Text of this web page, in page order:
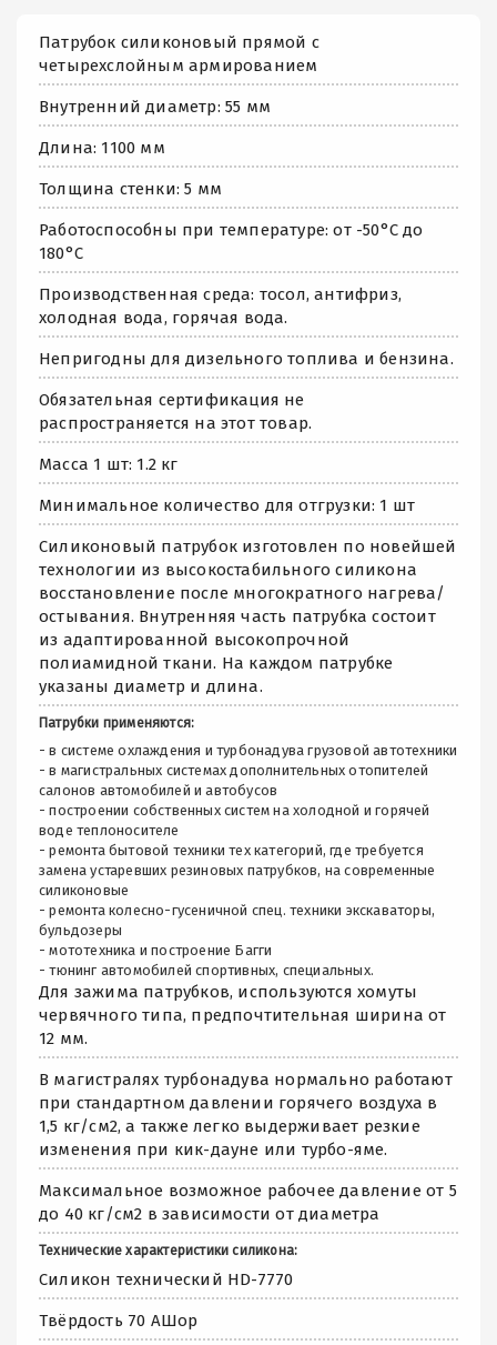
Патрубок силиконовый прямой с
четырехслойным армированием
Внутренний диаметр: 55 мм
Длина: 1100 мм
Толщина стенки: 5 мм
Работоспособны при температуре: от -50°С до
180°С
Производственная среда: тосол, антифриз,
холодная вода, горячая вода.
Непригодны для дизельного топлива и бензина.
Обязательная сертификация не
распространяется на этот товар.
Масса 1 шт: 1.2 кг
Минимальное количество для отгрузки: 1 шт
Силиконовый патрубок изготовлен по новейшей
технологии из высокостабильного силикона
восстановление после многократного нагрева/
остывания. Внутренняя часть патрубка состоит
из адаптированной высокопрочной
полиамидной ткани. На каждом патрубке
указаны диаметр и длина.
Патрубки применяются:
- в системе охлаждения и турбонадува грузовой автотехники
- в магистральных системах дополнительных отопителей
салонов автомобилей и автобусов
- построении собственных систем на холодной и горячей
воде теплоносителе
- ремонта бытовой техники тех категорий, где требуется
замена устаревших резиновых патрубков, на современные
силиконовые
- ремонта колесно-гусеничной спец. техники экскаваторы,
бульдозеры
- мототехника и построение Багги
- тюнинг автомобилей спортивных, специальных.
Для зажима патрубков, используются хомуты
червячного типа, предпочтительная ширина от
12 мм.
В магистралях турбонадува нормально работают
при стандартном давлении горячего воздуха в
1,5 кг/см2, а также легко выдерживает резкие
изменения при кик-дауне или турбо-яме.
Максимальное возможное рабочее давление от 5
до 40 кг/см2 в зависимости от диаметра
Технические характеристики силикона:
Силикон технический HD-7770
Твёрдость 70 АШор